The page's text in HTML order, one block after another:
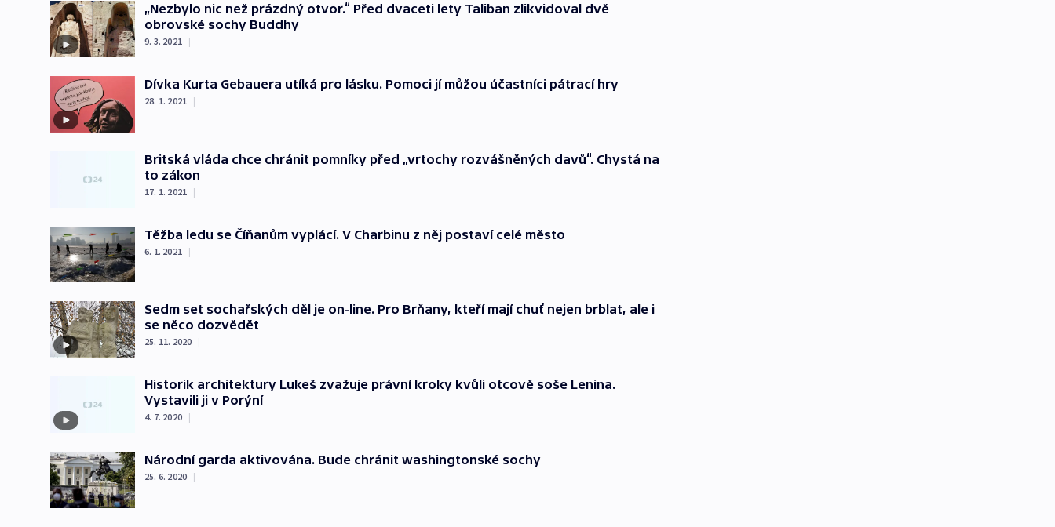
„Nezbylo nic než prázdný otvor.“ Před dvaceti lety Taliban zlikvidoval dvě
obrovské sochy Buddhy
9. 3. 2021 |
Dívka Kurta Gebauera utíká pro lásku. Pomoci jí můžou účastníci pátrací hry
28. 1. 2021 |
Britská vláda chce chránit pomníky před „vrtochy rozvášněných davů“. Chystá na
to zákon
17. 1. 2021 |
Těžba ledu se Číňanům vyplácí. V Charbinu z něj postaví celé město
6. 1. 2021 |
Sedm set sochařských děl je on-line. Pro Brňany, kteří mají chuť nejen brblat, ale i
se něco dozvědět
25. 11. 2020 |
Historik architektury Lukeš zvažuje právní kroky kvůli otcově soše Lenina.
Vystavili ji v Porýní
4. 7. 2020 |
Národní garda aktivována. Bude chránit washingtonské sochy
25. 6. 2020 |